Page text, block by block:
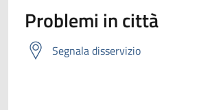
Problemi in città
Segnala disservizio